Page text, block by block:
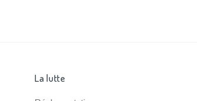
La lutte